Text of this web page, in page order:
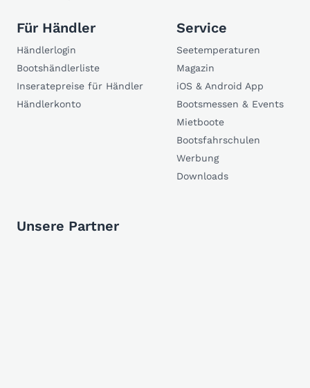
Für Händler
Händlerlogin
Bootshändlerliste
Inseratepreise für Händler
Händlerkonto
Service
Seetemperaturen
Magazin
iOS & Android App
Bootsmessen & Events
Mietboote
Bootsfahrschulen
Werbung
Downloads
Unsere Partner